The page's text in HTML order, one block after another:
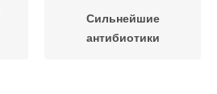
Сильнейшие
антибиотики